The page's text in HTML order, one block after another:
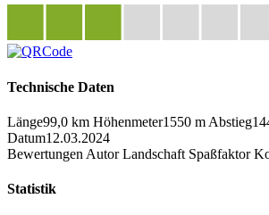
Technische Daten
Länge99,0 km Höhenmeter1550 m Abstieg
Datum12.03.2024
Bewertungen Autor Landschaft Spaßfaktor
Statistik